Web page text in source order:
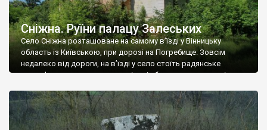
Сніжна. Руїни палацу Залеських
Село Сніжна розташоване на самому в’їзді у Вінницьку
область із Київською, при дорозі на Погребище. Зовсім
недалеко від дороги, на в’їзді у село стоїть радянське
рельєфне пано, яке показує жінку і яблуню, а трохи далі, десь
не видно, але видно дві стареньких колії у траві – […]